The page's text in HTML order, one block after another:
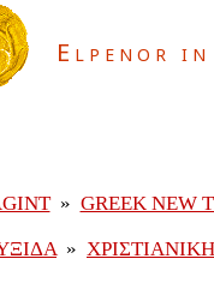
Elpenor